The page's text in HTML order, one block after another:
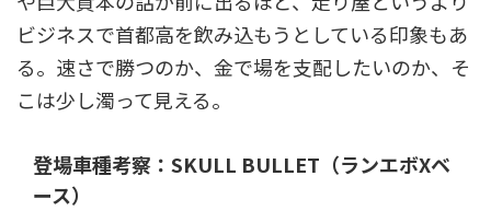
ビジネスで首都高を飲み込もうとしている印象もあ
る。速さで勝つのか、金で場を支配したいのか、そ
こは少し濁って見える。
登場車種考察：SKULL BULLET（ランエボXベ
ース）